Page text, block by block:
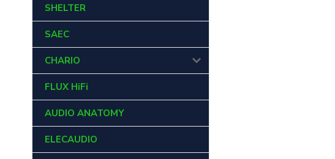
SHELTER
SAEC
CHARIO
FLUX HiFi
AUDIO ANATOMY
ELECAUDIO